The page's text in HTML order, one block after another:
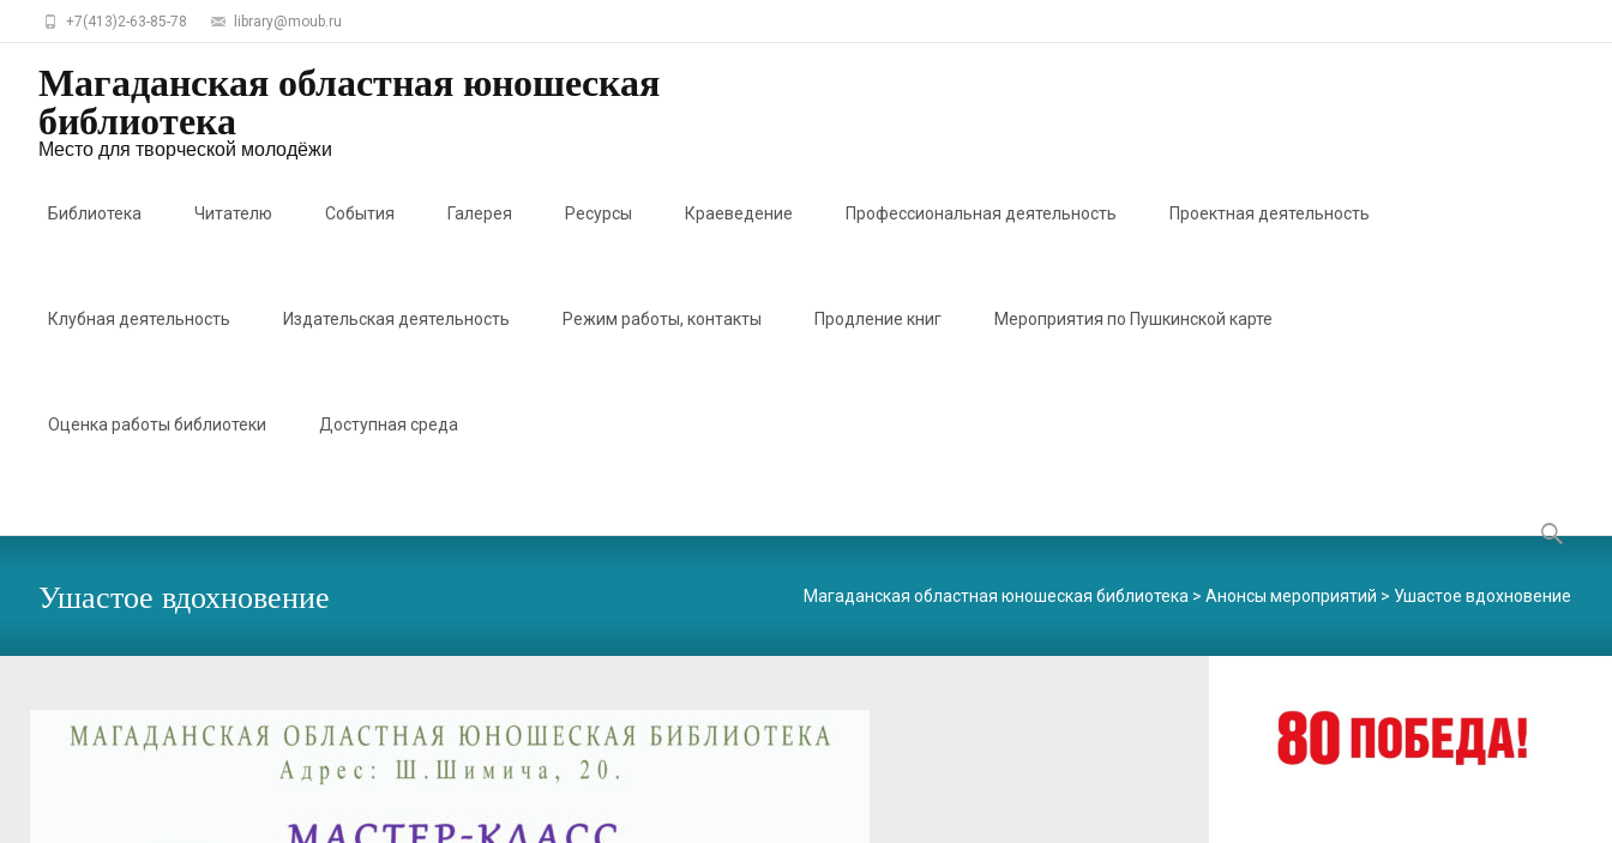
+7(413)2-63-85-78 library@moub.ru
Магаданская областная юношеская
библиотека
Место для творческой молодёжи
Библиотека Читателю События Галерея Ресурсы Краеведение Профессиональная деятельность Проектная деятельность
Клубная деятельность Издательская деятельность Режим работы, контакты Продление книг Мероприятия по Пушкинской карте
Оценка работы библиотеки Доступная среда
Найти:
Ушастое вдохновение Магаданская областная юношеская библиотека >Анонсы мероприятий > Ушастое вдохновение